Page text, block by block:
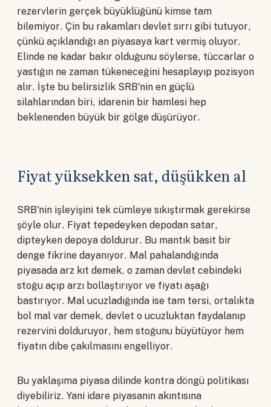
rezervlerin gerçek büyüklüğünü kimse tam
bilemiyor. Çin bu rakamları devlet sırrı gibi tutuyor,
çünkü açıklandığı an piyasaya kart vermiş oluyor.
Elinde ne kadar bakır olduğunu söylerse, tüccarlar o
yastığın ne zaman tükeneceğini hesaplayıp pozisyon
alır. İşte bu belirsizlik SRB'nin en güçlü
silahlarından biri, idarenin bir hamlesi hep
beklenenden büyük bir gölge düşürüyor.
Fiyat yüksekken sat, düşükken al
SRB'nin işleyişini tek cümleye sıkıştırmak gerekirse
şöyle olur. Fiyat tepedeyken depodan satar,
dipteyken depoya doldurur. Bu mantık basit bir
denge fikrine dayanıyor. Mal pahalandığında
piyasada arz kıt demek, o zaman devlet cebindeki
stoğu açıp arzı bollaştırıyor ve fiyatı aşağı
bastırıyor. Mal ucuzladığında ise tam tersi, ortalıkta
bol mal var demek, devlet o ucuzluktan faydalanıp
rezervini dolduruyor, hem stoğunu büyütüyor hem
fiyatın dibe çakılmasını engelliyor.
Bu yaklaşıma piyasa dilinde kontra döngü politikası
diyebiliriz. Yani idare piyasanın akıntısına